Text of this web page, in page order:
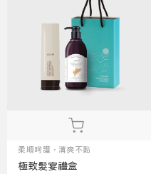
柔順呵護 · 清爽不黏
極致髮宴禮盒